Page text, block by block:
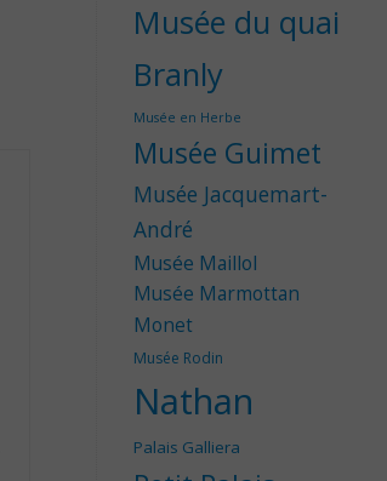
Musée du quai
Branly
Musée en Herbe
Musée Guimet
Musée Jacquemart-
André
Musée Maillol
Musée Marmottan
Monet
Musée Rodin
Nathan
Palais Galliera